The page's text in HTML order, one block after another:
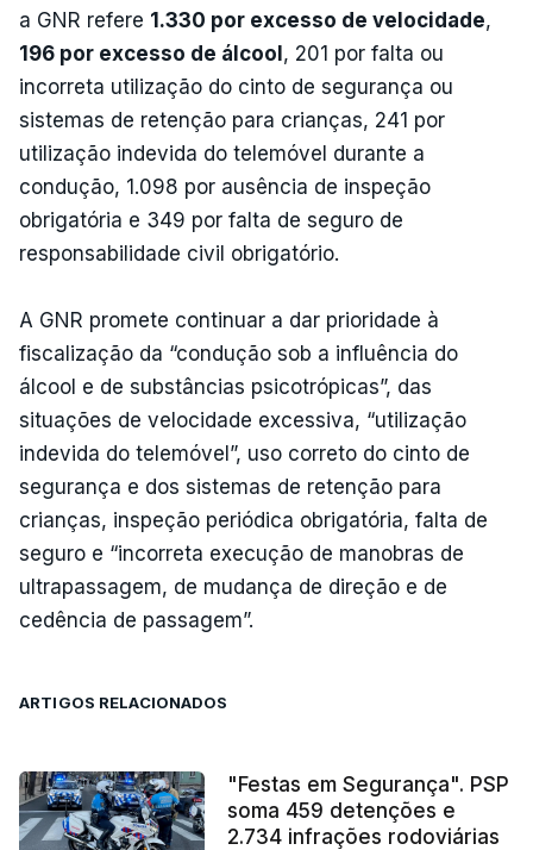
a GNR refere 1.330 por excesso de velocidade,
196 por excesso de álcool, 201 por falta ou
incorreta utilização do cinto de segurança ou
sistemas de retenção para crianças, 241 por
utilização indevida do telemóvel durante a
condução, 1.098 por ausência de inspeção
obrigatória e 349 por falta de seguro de
responsabilidade civil obrigatório.
A GNR promete continuar a dar prioridade à
fiscalização da “condução sob a influência do
álcool e de substâncias psicotrópicas”, das
situações de velocidade excessiva, “utilização
indevida do telemóvel”, uso correto do cinto de
segurança e dos sistemas de retenção para
crianças, inspeção periódica obrigatória, falta de
seguro e “incorreta execução de manobras de
ultrapassagem, de mudança de direção e de
cedência de passagem”.
ARTIGOS RELACIONADOS
"Festas em Segurança". PSP
soma 459 detenções e
2.734 infrações rodoviárias